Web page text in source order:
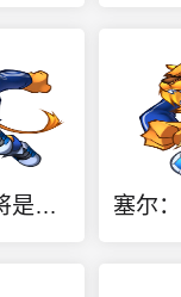
记者：下周一将是关于小蜘蛛未来走向关键一天，他将与西蒙尼会面